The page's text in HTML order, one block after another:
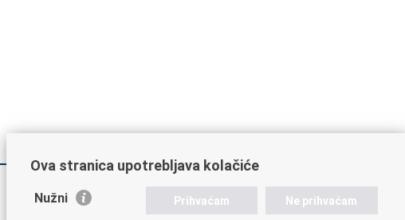
Ova stranica upotrebljava kolačiće
Nužni Prihvaćam Ne prihvaćam